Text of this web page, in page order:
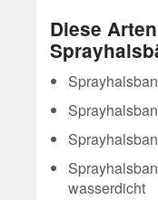
Diese
wasserdicht